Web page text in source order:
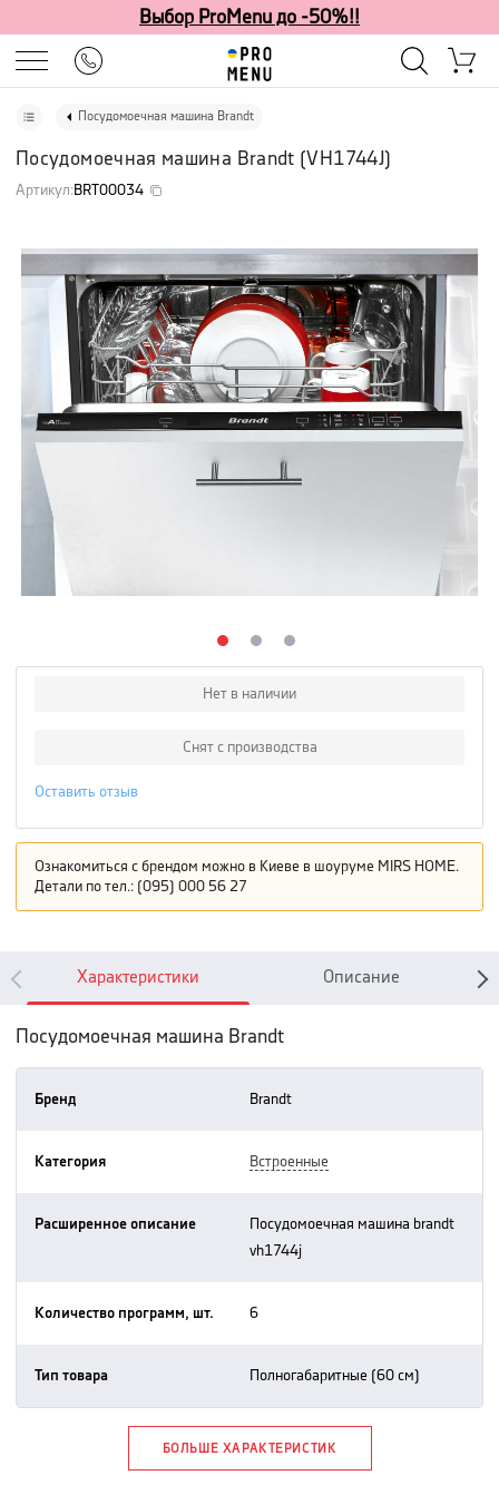
Выбор ProMenu до -50%!!
Посудомоечная машина Brandt
Посудомоечная машина Brandt (VH1744J)
Артикул:BRT00034
Нет в наличии
Снят с производства
Оставить отзыв
Ознакомиться с брендом можно в Киеве в шоуруме MIRS HOME.
Детали по тел.: (095) 000 56 27
Характеристики Описание
Посудомоечная машина Brandt
Бренд brandt
Категория встроенные
Расширенное описание
vh1744j
Количество программ, шт. 6
Тип товара полногабаритные (60 см)
БОЛЬШЕ ХАРАКТЕРИСТИК